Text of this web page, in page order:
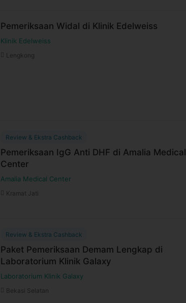
Pemeriksaan Widal di Klinik Edelweiss
Klinik Edelweiss
Lengkong
Review & Ekstra Cashback
Pemeriksaan IgG Anti DHF di Amalia Medical
Center
Amalia Medical Center
Kramat Jati
Review & Ekstra Cashback
Paket Pemeriksaan Demam Lengkap di
Laboratorium Klinik Galaxy
Laboratorium Klinik Galaxy
Bekasi Selatan